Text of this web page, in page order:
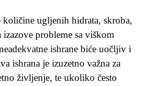
ugljenih hidrata, skroba,
probleme sa viškom
ishrane biće uočljiv i
ishrana je izuzetno važna za
življenje, te ukoliko često